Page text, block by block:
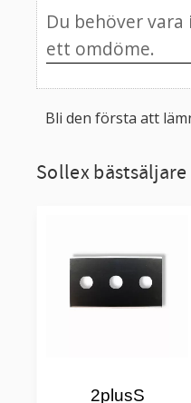
Bli den första att
Sollex bästsäljare
2plusS